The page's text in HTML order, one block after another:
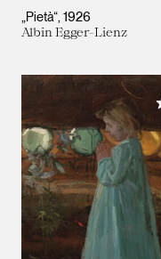
„Pietà“ 1926
Albin Egger-Lienz